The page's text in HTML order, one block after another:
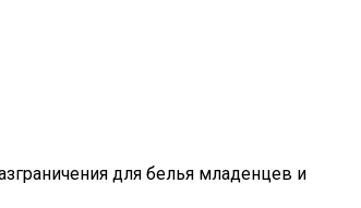
для белья младенцев и